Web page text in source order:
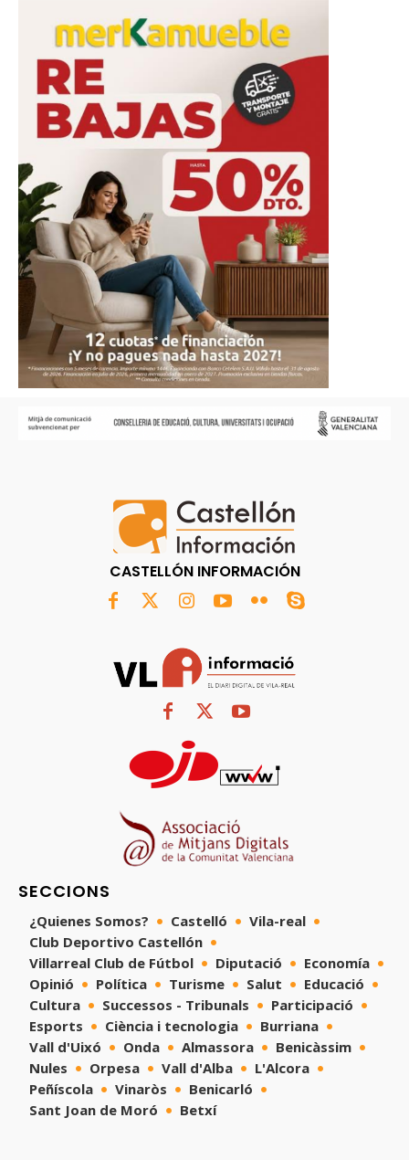
CASTELLÓN INFORMACIÓN
SECCIONS
¿Quienes Somos? Castelló
Vila-real
Club Deportivo Castellón
Villarreal Club de Fútbol
Diputació
Economía
Opinió
Política Turisme Salut
Educació
Cultura
Successos - Tribunals
Participació
Esports
Ciència i tecnologia
Burriana
Vall d'Uixó
Onda Almassora
Benicàssim
Nules
Orpesa Vall d'Alba
L'Alcora
Peñíscola
Vinaròs
Benicarló
Sant Joan de Moró
Betxí